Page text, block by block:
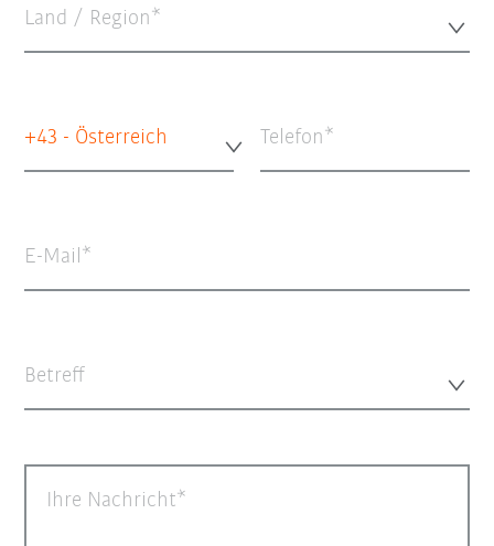
Land / Region*
+43 - Österreich Telefon
E-Mail
Betreff
Ihre Nachricht